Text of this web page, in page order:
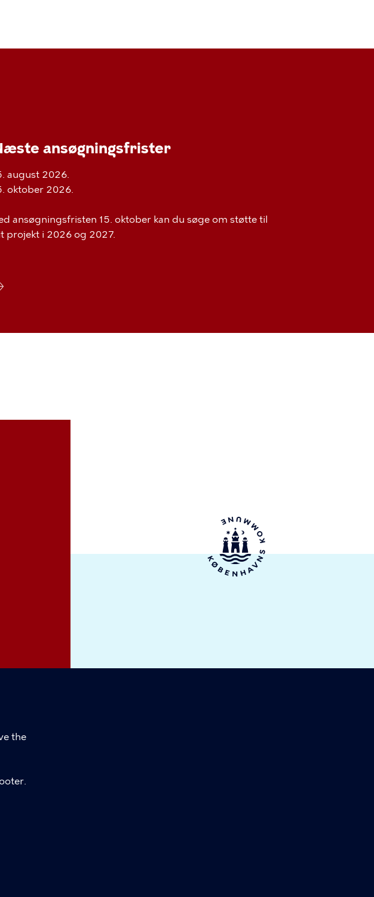
the
ansøgningsfrister
august 2026.
oktober 2026.
ansøgningsfristen 15. oktober kan du søge om støtte til
projekt i 2026 og 2027.